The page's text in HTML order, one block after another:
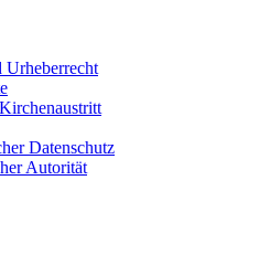
Urheberrecht
Datenschutz
Autorität